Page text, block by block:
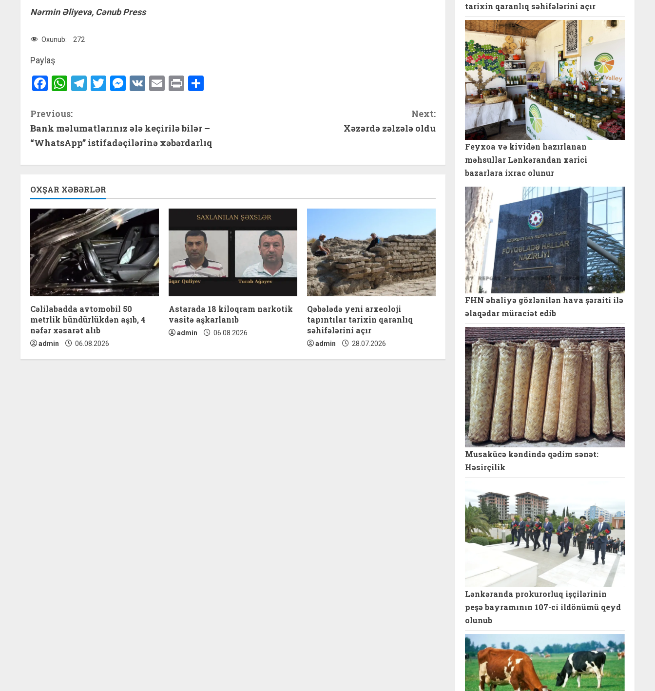
Nərmin Əliyeva, Cənub Press
Oxunub: 272
Paylaş
Facebook
WhatsApp
Telegram
Twitter
Messenger
VK Email
Print
C
o
i
n
u
e
R
e
a
d
i
Previous:
Bank məlumatlarınız ələ keçirilə bilər –
“WhatsApp” istifadəçilərinə xəbərdarlıq
Next:
Xəzərdə zəlzələ oldu
OXŞAR XƏBƏRLƏR
Cəlilabadda avtomobil 50
metrlik hündürlükdən aşıb, 4
nəfər xəsarət alıb
admin 06.08.2026
Astarada 18 kiloqram narkotik
vasitə aşkarlanıb
admin 06.08.2026
Qəbələdə yeni arxeoloji
tapıntılar tarixin qaranlıq
səhifələrini açır
admin 28.07.2026
tarixin qaranlıq səhifələrini açır
Feyxoa və kividən hazırlanan
məhsullar Lənkərandan xarici
bazarlara ixrac olunur
FHN əhaliyə gözlənilən hava şəraiti ilə
əlaqədar müraciət edib
Musakücə kəndində qədim sənət:
Həsirçilik
Lənkəranda prokurorluq işçilərinin
peşə bayramının 107-ci ildönümü qeyd
olunub